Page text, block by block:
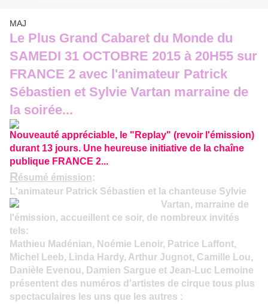
MAJ
Le Plus Grand Cabaret du Monde du
SAMEDI 31 OCTOBRE 2015 à 20H55 sur
FRANCE 2 avec l'animateur Patrick
Sébastien et Sylvie Vartan marraine de
la soirée...
Nouveauté appréciable, le "Replay" (revoir l'émission)
durant 13 jours. Une heureuse initiative de la chaîne
publique FRANCE 2...
Résumé émission:
L'animateur Patrick Sébastien et la chanteuse Sylvie
Vartan, marraine de
l'émission, accueillent ce soir, de nombreux invités
tels:
Mathieu Madénian, Noémie Lenoir, Patrice Laffont,
Michel Leeb, Linda Hardy, Arthur Jugnot, Camille Lou,
Danièle Evenou, Damien Sargue et Jean-Luc Lemoine
présentent des numéros d'artistes de cirque tous plus
spectaculaires les uns que les autres :